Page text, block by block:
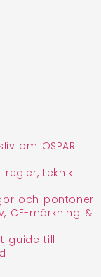
om OSPAR
teknik
och pontoner
CE-märkning &
guide till